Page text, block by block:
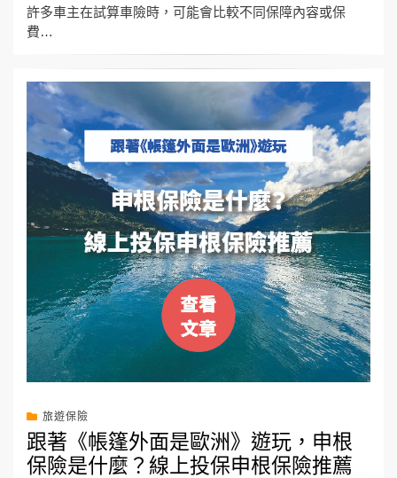
許多車主在試算車險時，可能會比較不同保障內容或保
費…
旅遊保險
跟著《帳篷外面是歐洲》遊玩，申根
保險是什麼？線上投保申根保險推薦